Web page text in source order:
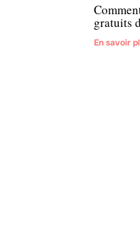
gratuits
En savoir